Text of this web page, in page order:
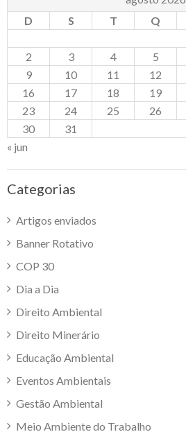
D
S T Q
2
3 4 5
9
10 11 12
16
17 18 19
23
24 25 26
30
31
« jun
Categorias
Artigos enviados
Banner Rotativo
COP 30
Dia a Dia
Direito Ambiental
Direito Minerário
Educação Ambiental
Eventos Ambientais
Gestão Ambiental
Meio Ambiente do Trabalho